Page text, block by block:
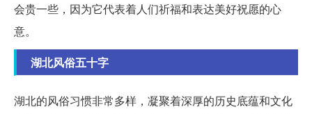
会贵一些，因为它代表着人们祈福和表达美好祝愿的心
意。
湖北风俗五十字
湖北的风俗习惯非常多样，凝聚着深厚的历史底蕴和文化